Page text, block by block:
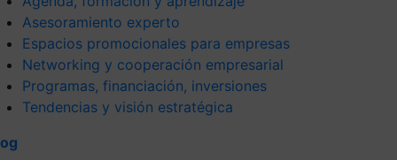
Asesoramiento experto
Espacios promocionales para empresas
Networking y cooperación empresarial
Programas, financiación, inversiones
Tendencias y visión estratégica